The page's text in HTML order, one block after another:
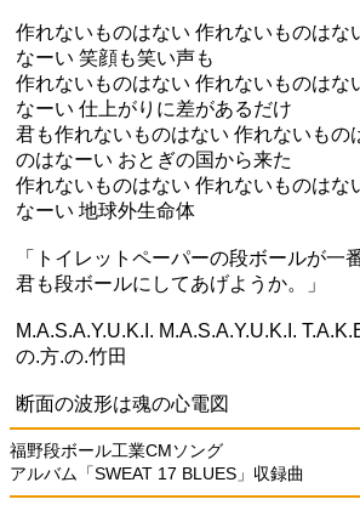
作れないものはない 作れないものはな
なーい 笑顔も笑い声も
作れないものはない 作れないものはな
なーい 仕上がりに差があるだけ
君も作れないものはない 作れないもの
のはなーい おとぎの国から来た
作れないものはない 作れないものはな
なーい 地球外生命体
「トイレットペーパーの段ボールが一
君も段ボールにしてあげようか。」
M.A.S.A.Y.U.K.I. M.A.S.A.Y.U.K.I.
の.方.の.竹田
断面の波形は魂の心電図
福野段ボール工業CMソング
アルバム「SWEAT 17 BLUES」収録曲